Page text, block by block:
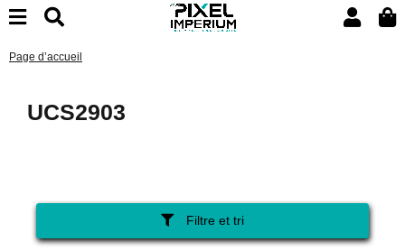
Page d’accueil
UCS2903
Filtre et tri